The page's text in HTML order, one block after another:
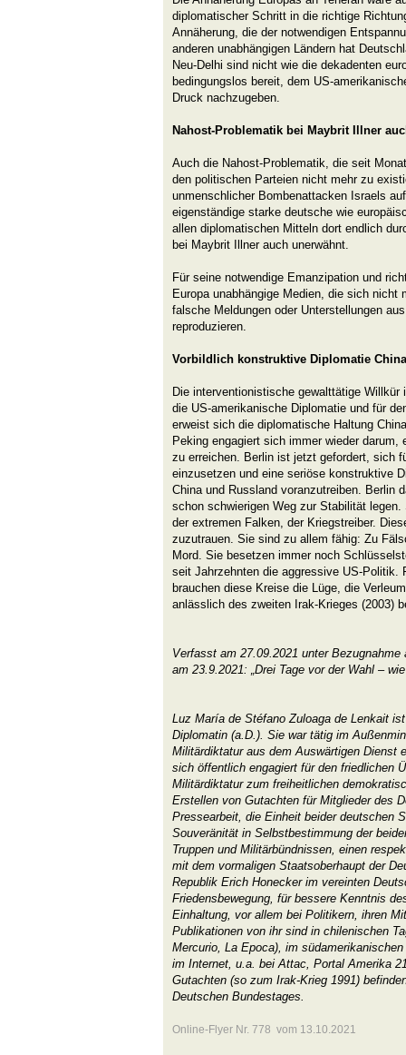
diplomatischer Schritt in die richtige
Annäherung, die der notwendigen
anderen unabhängigen Ländern hat
Neu-Delhi sind nicht wie die dekadenten
bedingungslos bereit, dem US-
Druck nachzugeben.
Nahost-Problematik bei Maybrit Illner
Auch die Nahost-Problematik, die seit
den politischen Parteien nicht mehr zu
unmenschlicher Bombenattacken Israels
eigenständige starke deutsche wie
allen diplomatischen Mitteln dort endlich
bei Maybrit Illner auch unerwähnt.
Für seine notwendige Emanzipation und
Europa unabhängige Medien, die sich nicht
falsche Meldungen oder Unterstellungen
reproduzieren.
Vorbildlich konstruktive Diplomatie
Die interventionistische gewalttätige
die US-amerikanische Diplomatie und für
erweist sich die diplomatische Haltung
Peking engagiert sich immer wieder darum,
zu erreichen. Berlin ist jetzt gefordert, sich
einzusetzen und eine seriöse konstruktive
China und Russland voranzutreiben. Berlin
schon schwierigen Weg zur Stabilität
der extremen Falken, der Kriegstreiber.
zuzutrauen. Sie sind zu allem fähig: Zu
Mord. Sie besetzen immer noch
seit Jahrzehnten die aggressive US-Politik.
brauchen diese Kreise die Lüge, die
anlässlich des zweiten Irak-Krieges (2003)
Verfasst am 27.09.2021 unter Bezugnahme
am 23.9.2021: „Drei Tage vor der Wahl –
Luz María de Stéfano Zuloaga de Lenkait
Diplomatin (a.D.). Sie war tätig im
Militärdiktatur aus dem Auswärtigen Dienst
sich öffentlich engagiert für den friedlichen
Militärdiktatur zum freiheitlichen
Erstellen von Gutachten für Mitglieder des
Pressearbeit, die Einheit beider deutschen
Souveränität in Selbstbestimmung der
Truppen und Militärbündnissen, einen
mit dem vormaligen Staatsoberhaupt der
Republik Erich Honecker im vereinten
Friedensbewegung, für bessere Kenntnis
Einhaltung, vor allem bei Politikern, ihren
Publikationen von ihr sind in chilenischen
Mercurio, La Epoca), im
im Internet, u.a. bei Attac, Portal Amerika
Gutachten (so zum Irak-Krieg 1991)
Deutschen Bundestages.
Online-Flyer Nr. 778 vom 13.10.2021